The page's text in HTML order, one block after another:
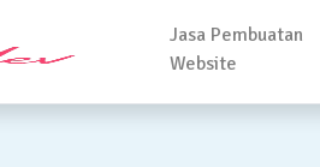
Jasa Pembuatan
Website